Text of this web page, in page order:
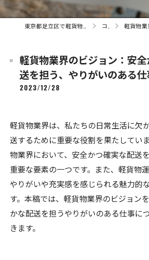
コラム 軽貨物業界のビジョン
軽貨物業界のビジョン：安
送を担う、やりがいのある
2023/12/28
軽貨物業界は、私たちの日常生活に欠
送するために重要な役割を果たしてい
物業界において、安全かつ確実な配送
重要な要素の一つです。また、軽貨物
やりがいや充実感を感じられる魅力的
す。本稿では、軽貨物業界のビジョン
かな配送を担うやりがいのある仕事に
きます。